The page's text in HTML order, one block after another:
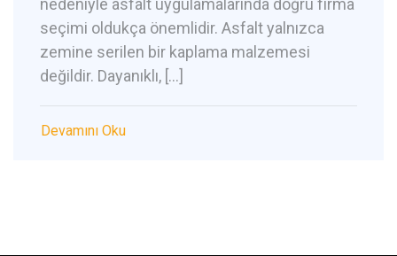
nedeniyle asfalt uygulamalarında doğru firma
seçimi oldukça önemlidir. Asfalt yalnızca
zemine serilen bir kaplama malzemesi
değildir. Dayanıklı, […]
Devamını Oku